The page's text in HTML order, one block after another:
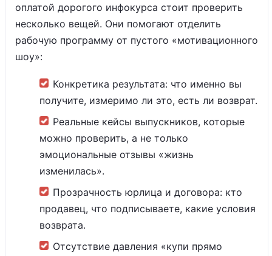
оплатой дорогого инфокурса стоит проверить
несколько вещей. Они помогают отделить
рабочую программу от пустого «мотивационного
шоу»:
Конкретика результата: что именно вы
получите, измеримо ли это, есть ли возврат.
Реальные кейсы выпускников, которые
можно проверить, а не только
эмоциональные отзывы «жизнь
изменилась».
Прозрачность юрлица и договора: кто
продавец, что подписываете, какие условия
возврата.
Отсутствие давления «купи прямо